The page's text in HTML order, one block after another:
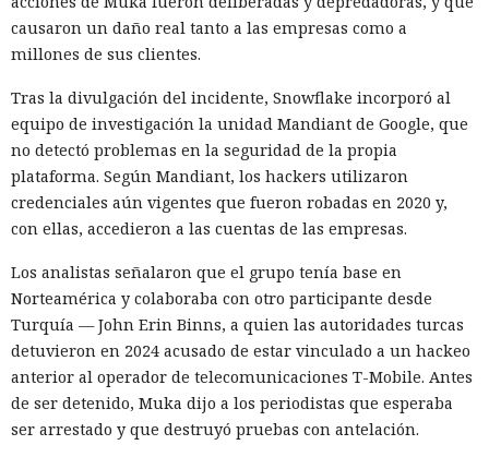
causaron un daño real tanto a las empresas como a
millones de sus clientes.
Tras la divulgación del incidente, Snowflake incorporó al
equipo de investigación la unidad Mandiant de Google, que
no detectó problemas en la seguridad de la propia
plataforma. Según Mandiant, los hackers utilizaron
credenciales aún vigentes que fueron robadas en 2020 y,
con ellas, accedieron a las cuentas de las empresas.
Los analistas señalaron que el grupo tenía base en
Norteamérica y colaboraba con otro participante desde
Turquía — John Erin Binns, a quien las autoridades turcas
detuvieron en 2024 acusado de estar vinculado a un hackeo
anterior al operador de telecomunicaciones T-Mobile. Antes
de ser detenido, Muka dijo a los periodistas que esperaba
ser arrestado y que destruyó pruebas con antelación.